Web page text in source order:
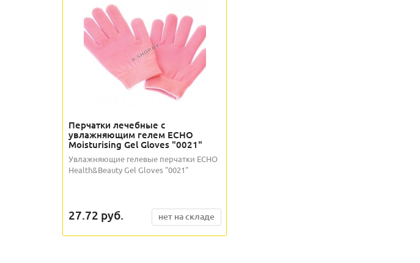
Перчатки лечебные с
увлажняющим гелем ECHO
Moisturising Gel Gloves "0021"
Увлажняющие гелевые перчатки ECHO
Health&Beauty Gel Gloves "0021"
27.72 руб. нет на складе